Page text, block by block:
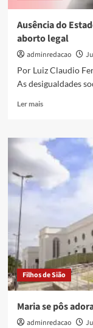
Ausência do
aborto legal
adminredacao
Por Luiz Claudio
As desigualdades
Ler mais
Filhos de Sião
Maria se pôs
adminredacao